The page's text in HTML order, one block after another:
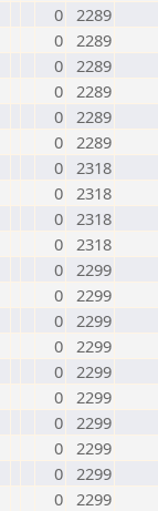
0 2289
0 2289
0 2289
0 2289
0 2289
0 2289
0 2318
0 2318
0 2318
0 2318
0 2299
0 2299
0 2299
0 2299
0 2299
0 2299
0 2299
0 2299
0 2299
0 2299